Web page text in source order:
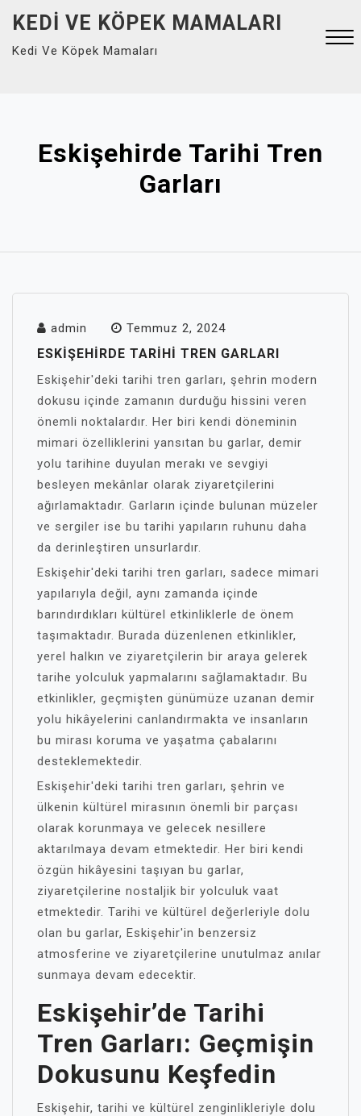
content
KEDI VE KÖPEK MAMALARI
Kedi Ve Köpek Mamaları
Eskişehirde Tarihi Tren
Garları
admin Temmuz 2, 2024
ESKIŞEHIRDE TARIHI TREN GARLARI
Eskişehir'deki tarihi tren garları, şehrin modern
dokusu içinde zamanın durduğu hissini veren
önemli noktalardır. Her biri kendi döneminin
mimari özelliklerini yansıtan bu garlar, demir
yolu tarihine duyulan merakı ve sevgiyi
besleyen mekânlar olarak ziyaretçilerini
ağırlamaktadır. Garların içinde bulunan müzeler
ve sergiler ise bu tarihi yapıların ruhunu daha
da derinleştiren unsurlardır.
Eskişehir'deki tarihi tren garları, sadece mimari
yapılarıyla değil, aynı zamanda içinde
barındırdıkları kültürel etkinliklerle de önem
taşımaktadır. Burada düzenlenen etkinlikler,
yerel halkın ve ziyaretçilerin bir araya gelerek
tarihe yolculuk yapmalarını sağlamaktadır. Bu
etkinlikler, geçmişten günümüze uzanan demir
yolu hikâyelerini canlandırmakta ve insanların
bu mirası koruma ve yaşatma çabalarını
desteklemektedir.
Eskişehir'deki tarihi tren garları, şehrin ve
ülkenin kültürel mirasının önemli bir parçası
olarak korunmaya ve gelecek nesillere
aktarılmaya devam etmektedir. Her biri kendi
özgün hikâyesini taşıyan bu garlar,
ziyaretçilerine nostaljik bir yolculuk vaat
etmektedir. Tarihi ve kültürel değerleriyle dolu
olan bu garlar, Eskişehir'in benzersiz
atmosferine ve ziyaretçilerine unutulmaz anılar
sunmaya devam edecektir.
Eskişehir’de Tarihi
Tren Garları: Geçmişin
Dokusunu Keşfedin
Eskişehir, tarihi ve kültürel zenginlikleriyle dolu